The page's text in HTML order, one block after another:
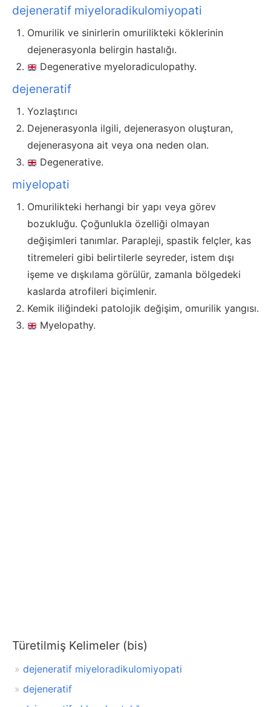
dejeneratif miyeloradikulomiyopati
Omurilik ve sinirlerin omurilikteki köklerinin
dejenerasyonla belirgin hastalığı.
Degenerative myeloradiculopathy.
dejeneratif
Yozlaştırıcı
Dejenerasyonla ilgili, dejenerasyon oluşturan,
dejenerasyona ait veya ona neden olan.
Degenerative.
miyelopati
Omurilikteki herhangi bir yapı veya görev
bozukluğu. Çoğunlukla özelliği olmayan
değişimleri tanımlar. Parapleji, spastik felçler, kas
titremeleri gibi belirtilerle seyreder, istem dışı
işeme ve dışkılama görülür, zamanla bölgedeki
kaslarda atrofileri biçimlenir.
Kemik iliğindeki patolojik değişim, omurilik yangısı.
Myelopathy.
Türetilmiş Kelimeler (bis)
dejeneratif miyeloradikulomiyopati
dejeneratif